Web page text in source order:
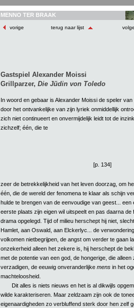
MENNO TER BRAAK
vorige terug naar lijst
Gastspiel Alexander Moissi
Grillparzer, Die Jüdin von Toledo
In woord en gebaar is Alexander Moissi de speler
door het ontvankelijke van zijn lyriek onmiddellijk
zich niet continueert en onvermijdelijk leidt tot de
zichzelf; één, die te
[p. 134]
zeer de betrekkelijkheid van het leven doorzag, om
één, die de wereld der fenomena te klaar als schijn
hulde te brengen van de eenvoudige van geest... een
eerste plaats zijn eigen wil uitspeelt en pas daarna de
drama opgelegd. Tijd of milieu herschept hij niet,
Hamlet, aan Oswald, aan Elckerlyc... de
volkomen nietbegrijpen, de angst om verder te gaan
onzekerheid alleen het zekere is, hij herschept de
met de potentie van een god, de hongerige, die
verzadigen, de eeuwig onveranderlijke mens in het
machteloosheid.
Dit alles is niets nieuws en het is al dikwijls
wilde karakteriseren. Maar zeldzaam zijn ook de
eigenaardigheden zo verbluffend sterk door hen zelf